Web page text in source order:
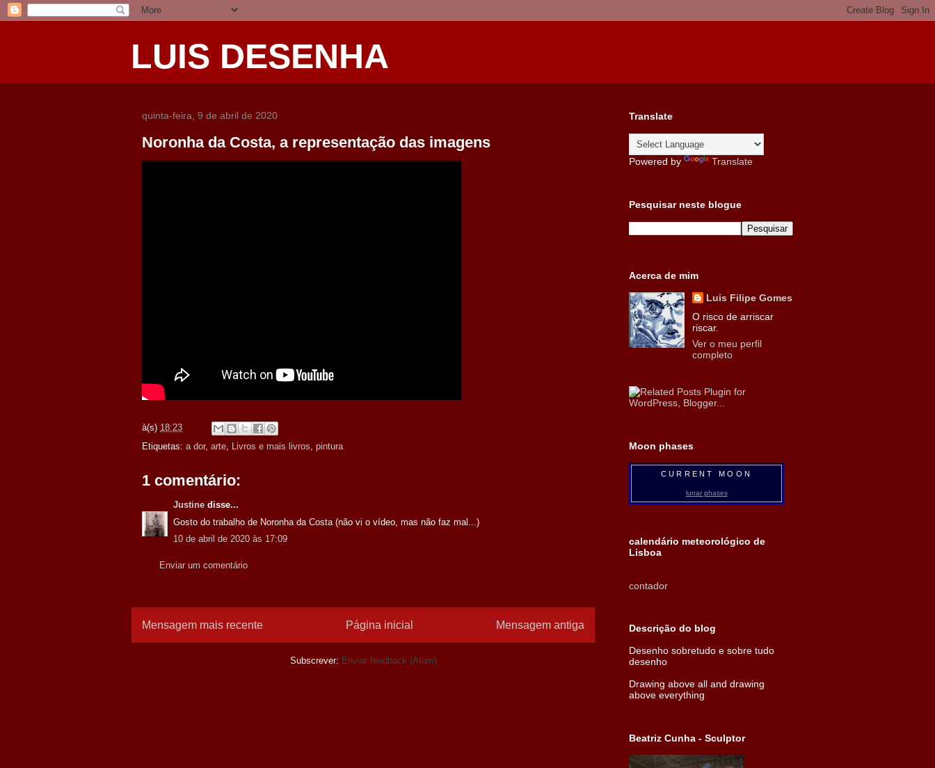
LUIS DESENHA
quinta-feira, 9 de abril de 2020
Noronha da Costa, a representação das imagens
à(s) 18:23
Etiquetas: a dor, arte, Livros e mais livros, pintura
1 comentário:
Justine disse...
Gosto do trabalho de Noronha da Costa (não vi o vídeo, mas não faz mal...)
10 de abril de 2020 às 17:09
Enviar um comentário
Mensagem mais recente Mensagem antiga
Página inicial
Subscrever: Enviar feedback (Atom)
Translate
Powered by Translate
Pesquisar neste blogue
Acerca de mim
Luis Filipe Gomes
O risco de arriscar
riscar.
Ver o meu perfil
completo
Moon phases
CURRENT MOON
lunar phases
calendário meteorológico de
Lisboa
contador
Descrição do blog
Desenho sobretudo e sobre tudo
desenho
Drawing above all and drawing
above everything
Beatriz Cunha - Sculptor